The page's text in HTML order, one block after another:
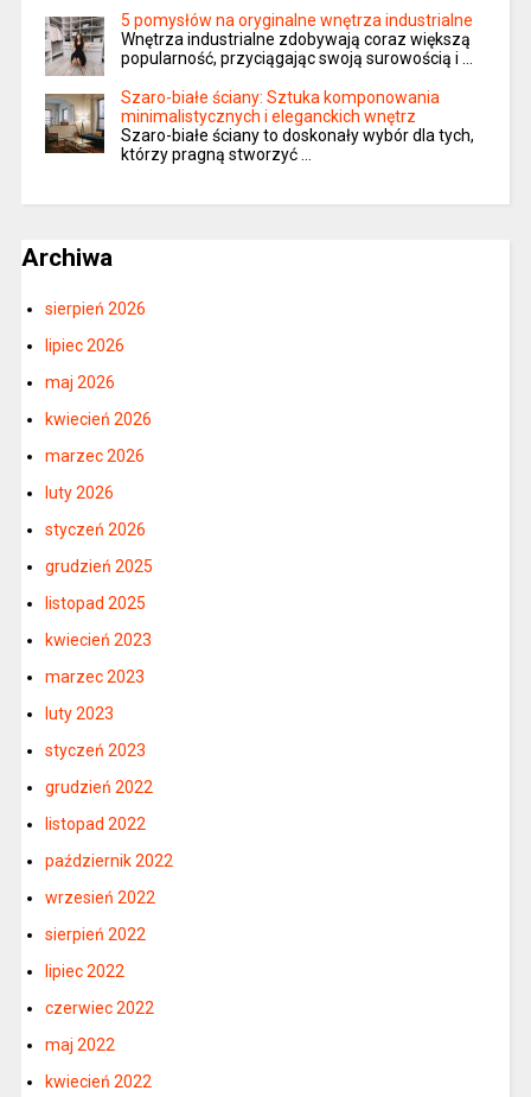
5 pomysłów na oryginalne wnętrza industrialne
Wnętrza industrialne zdobywają coraz większą
popularność, przyciągając swoją surowością i …
Szaro-białe ściany: Sztuka komponowania
minimalistycznych i eleganckich wnętrz
Szaro-białe ściany to doskonały wybór dla tych,
którzy pragną stworzyć …
Archiwa
sierpień 2026
lipiec 2026
maj 2026
kwiecień 2026
marzec 2026
luty 2026
styczeń 2026
grudzień 2025
listopad 2025
kwiecień 2023
marzec 2023
luty 2023
styczeń 2023
grudzień 2022
listopad 2022
październik 2022
wrzesień 2022
sierpień 2022
lipiec 2022
czerwiec 2022
maj 2022
kwiecień 2022